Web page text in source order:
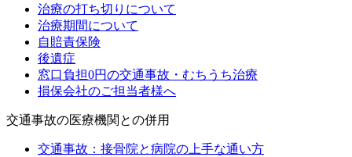
治療の打ち切りについて
治療期間について
自賠責保険
後遺症
窓口負担0円の交通事故・むちうち治療
損保会社のご担当者様へ
交通事故の医療機関との併用
交通事故：接骨院と病院の上手な通い方